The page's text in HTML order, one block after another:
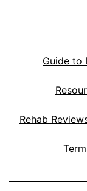
Guide to
Rehab